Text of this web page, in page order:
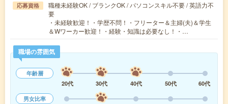
応募資格
職種未経験OK / ブランクOK / パソコンスキル不要 / 英語力不
要
・未経験歓迎！・学歴不問！・フリーター＆主婦(夫)＆学生
＆Wワーカー歓迎！・経験・知識は必要なし！・…
職場の雰囲気
年齢層
20代
30代 40代 50代
60代
男女比率